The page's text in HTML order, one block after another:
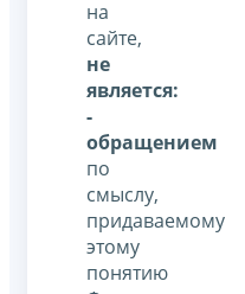
на
сайте,
не
является:
-
обращением
по
смыслу,
придаваемому
этому
понятию